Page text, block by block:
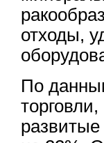
отходы,
По